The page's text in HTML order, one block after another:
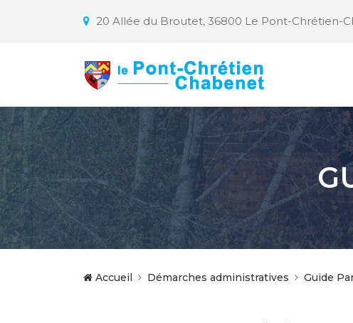
20 Allée du Broutet, 36800 Le Pont-Chrétien-
Accueil Démarches administratives Guide